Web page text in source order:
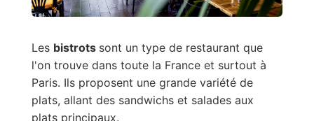
Les bistrots sont un type de restaurant que
l'on trouve dans toute la France et surtout à
Paris. Ils proposent une grande variété de
plats, allant des sandwichs et salades aux
plats principaux.